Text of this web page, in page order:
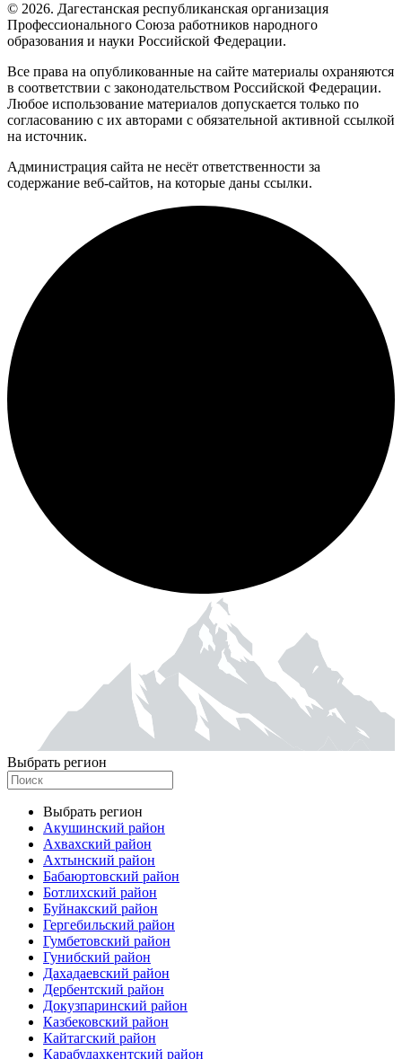
© 2026. Дагестанская республиканская организация
Профессионального Союза работников народного
образования и науки Российской Федерации.
Все права на опубликованные на сайте материалы охраняются
в соответствии с законодательством Российской Федерации.
Любое использование материалов допускается только по
согласованию с их авторами с обязательной активной ссылкой
на источник.
Администрация сайта не несёт ответственности за
содержание веб-сайтов, на которые даны ссылки.
Выбрать регион
Выбрать регион
Акушинский район
Ахвахский район
Ахтынский район
Бабаюртовский район
Ботлихский район
Буйнакский район
Гергебильский район
Гумбетовский район
Гунибский район
Дахадаевский район
Дербентский район
Докузпаринский район
Казбековский район
Кайтагский район
Карабудахкентский район